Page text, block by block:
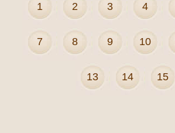
1 2 3 4
7 8 9 10
13 14 15